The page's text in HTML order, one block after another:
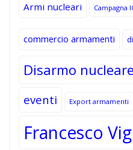
Armi nucleari Campagna
commercio armamenti
Disarmo nucleare
eventi Export armamenti
Francesco